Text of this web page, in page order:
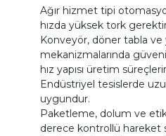
Ağır hizmet tipi
hızda yüksek tork
Konveyör, döner tabla
mekanizmalarında
hız yapısı üretim
Endüstriyel tesislerde
uygundur.
Paketleme, dolum ve
derece kontrollü hareket